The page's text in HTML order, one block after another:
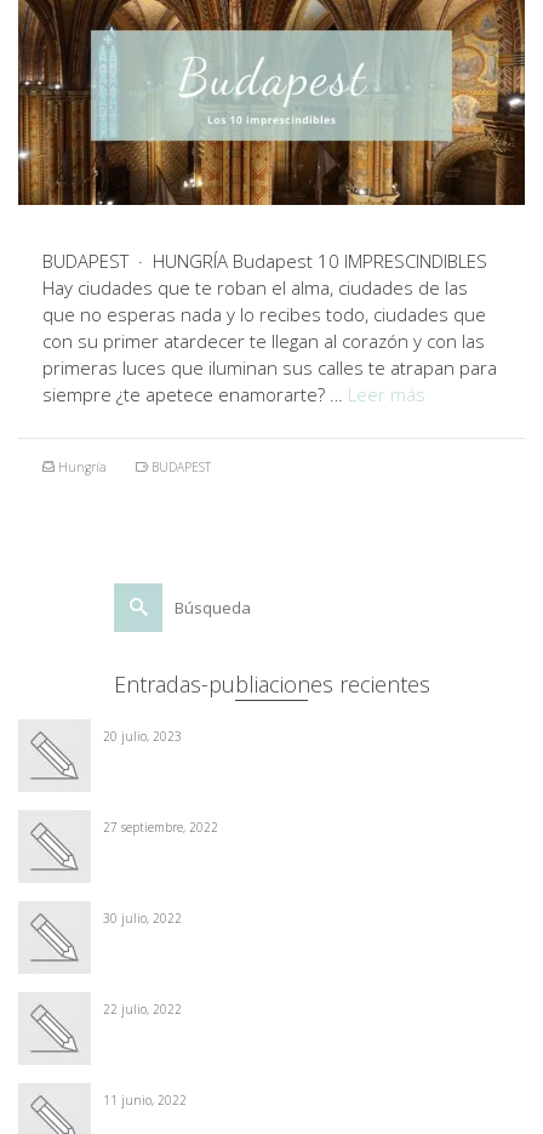
BUDAPEST · HUNGRÍA Budapest 10 IMPRESCINDIBLES
Hay ciudades que te roban el alma, ciudades de las
que no esperas nada y lo recibes todo, ciudades que
con su primer atardecer te llegan al corazón y con las
primeras luces que iluminan sus calles te atrapan para
siempre ¿te apetece enamorarte? … Leer más
Hungría BUDAPEST
Buscar
por:
Entradas-publiaciones recientes
20 julio, 2023
27 septiembre, 2022
30 julio, 2022
22 julio, 2022
11 junio, 2022